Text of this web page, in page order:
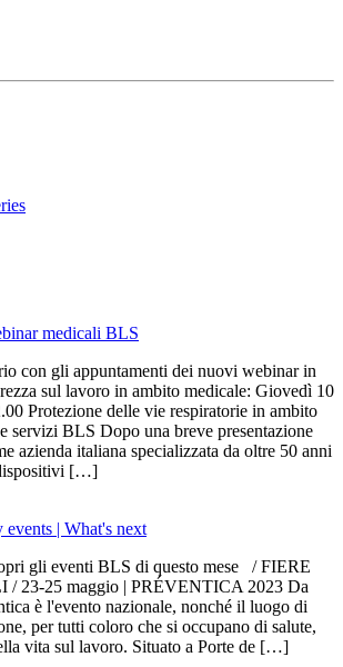
medicali BLS
con gli appuntamenti dei nuovi webinar in
sul lavoro in ambito medicale: Giovedì 10
Protezione delle vie respiratorie in ambito
servizi BLS Dopo una breve presentazione
azienda italiana specializzata da oltre 50 anni
[…]
events | What's next
gli eventi BLS di questo mese / FIERE
23-25 maggio | PRÉVENTICA 2023 Da
è l'evento nazionale, nonché il luogo di
per tutti coloro che si occupano di salute,
vita sul lavoro. Situato a Porte de […]